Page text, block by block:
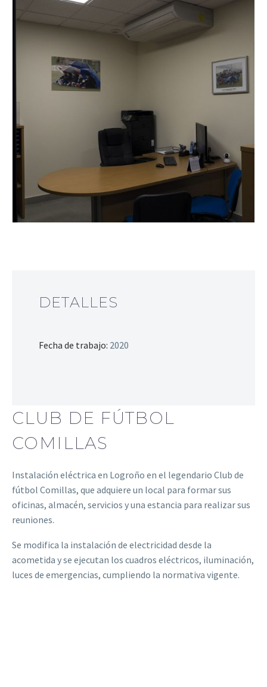
DETALLES
Fecha de trabajo: 2020
CLUB DE FÚTBOL
COMILLAS
Instalación eléctrica en Logroño en el legendario Club de
fútbol Comillas, que adquiere un local para formar sus
oficinas, almacén, servicios y una estancia para realizar sus
reuniones.
Se modifica la instalación de electricidad desde la
acometida y se ejecutan los cuadros eléctricos, iluminación,
luces de emergencias, cumpliendo la normativa vigente.